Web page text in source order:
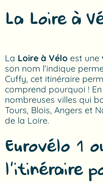
La Loire à
La Loire à Vélo est une
son nom l’indique
Cuffy, cet itinéraire
comprend pourquoi !
nombreuses villes qui
Tours, Blois, Angers et
de la Loire.
Eurovélo 1
l’itinéraire